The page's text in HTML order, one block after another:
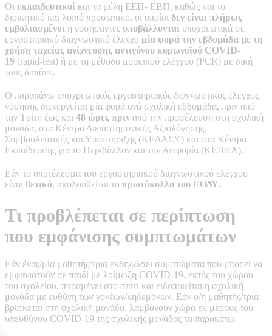
Οι εκπαιδευτικοί και τα μέλη ΕΕΠ- ΕΒΠ, καθώς και το
διοικητικό και λοιπό προσωπικό, οι οποίοι δεν είναι πλήρως
εμβολιασμένοι ή νοσήσαντες υποβάλλονται υποχρεωτικά σε
εργαστηριακό διαγνωστικό έλεγχο μία φορά την εβδομάδα με τη
χρήση ταχείας ανίχνευσης αντιγόνου κορωνοϊoύ COVID-
19 (rapid-test) ή με τη μέθοδο μοριακού ελέγχου (PCR) με δική
τους δαπάνη.
Ο παραπάνω υποχρεωτικός εργαστηριακός διαγνωστικός έλεγχος
νόσησης διενεργείται μία φορά ανά σχολική εβδομάδα, πριν από
την Τρίτη έως και 48 ώρες πριν από την προσέλευση στη σχολική
μονάδα, στα Κέντρα Διεπιστημονικής Αξιολόγησης,
Συμβουλευτικής και Υποστήριξης (ΚΕΔΑΣΥ) και στα Κέντρα
Εκπαίδευσης για το Περιβάλλον και την Αειφορία (ΚΕΠΕΑ).
Εάν το αποτέλεσμα του εργαστηριακού διαγνωστικού ελέγχου
είναι θετικό, ακολουθείται το πρωτόκολλο του ΕΟΔΥ.
Τι προβλέπεται σε περίπτωση
που εμφάνισης συμπτωμάτων
Εάν ένας/μία μαθητής/τρια εκδηλώσει συμπτώματα που μπορεί να
εμφανιστούν σε παιδί με λοίμωξη COVID-19, εκτός του χώρου
του σχολείου, παραμένει στο σπίτι και ειδοποιείται η σχολική
μονάδα με ευθύνη των γονέων/κηδεμόνων. Εάν ο/η μαθητής/τρια
βρίσκεται στη σχολική μονάδα, λαμβάνουν χώρα εκ μέρους του
υπευθύνου COVID-19 της σχολικής μονάδας τα παρακάτω: